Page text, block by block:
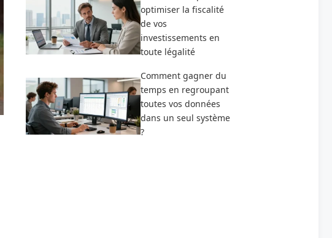
optimiser la fiscalité
de vos
investissements en
toute légalité
Comment gagner du
temps en regroupant
toutes vos données
dans un seul système
?